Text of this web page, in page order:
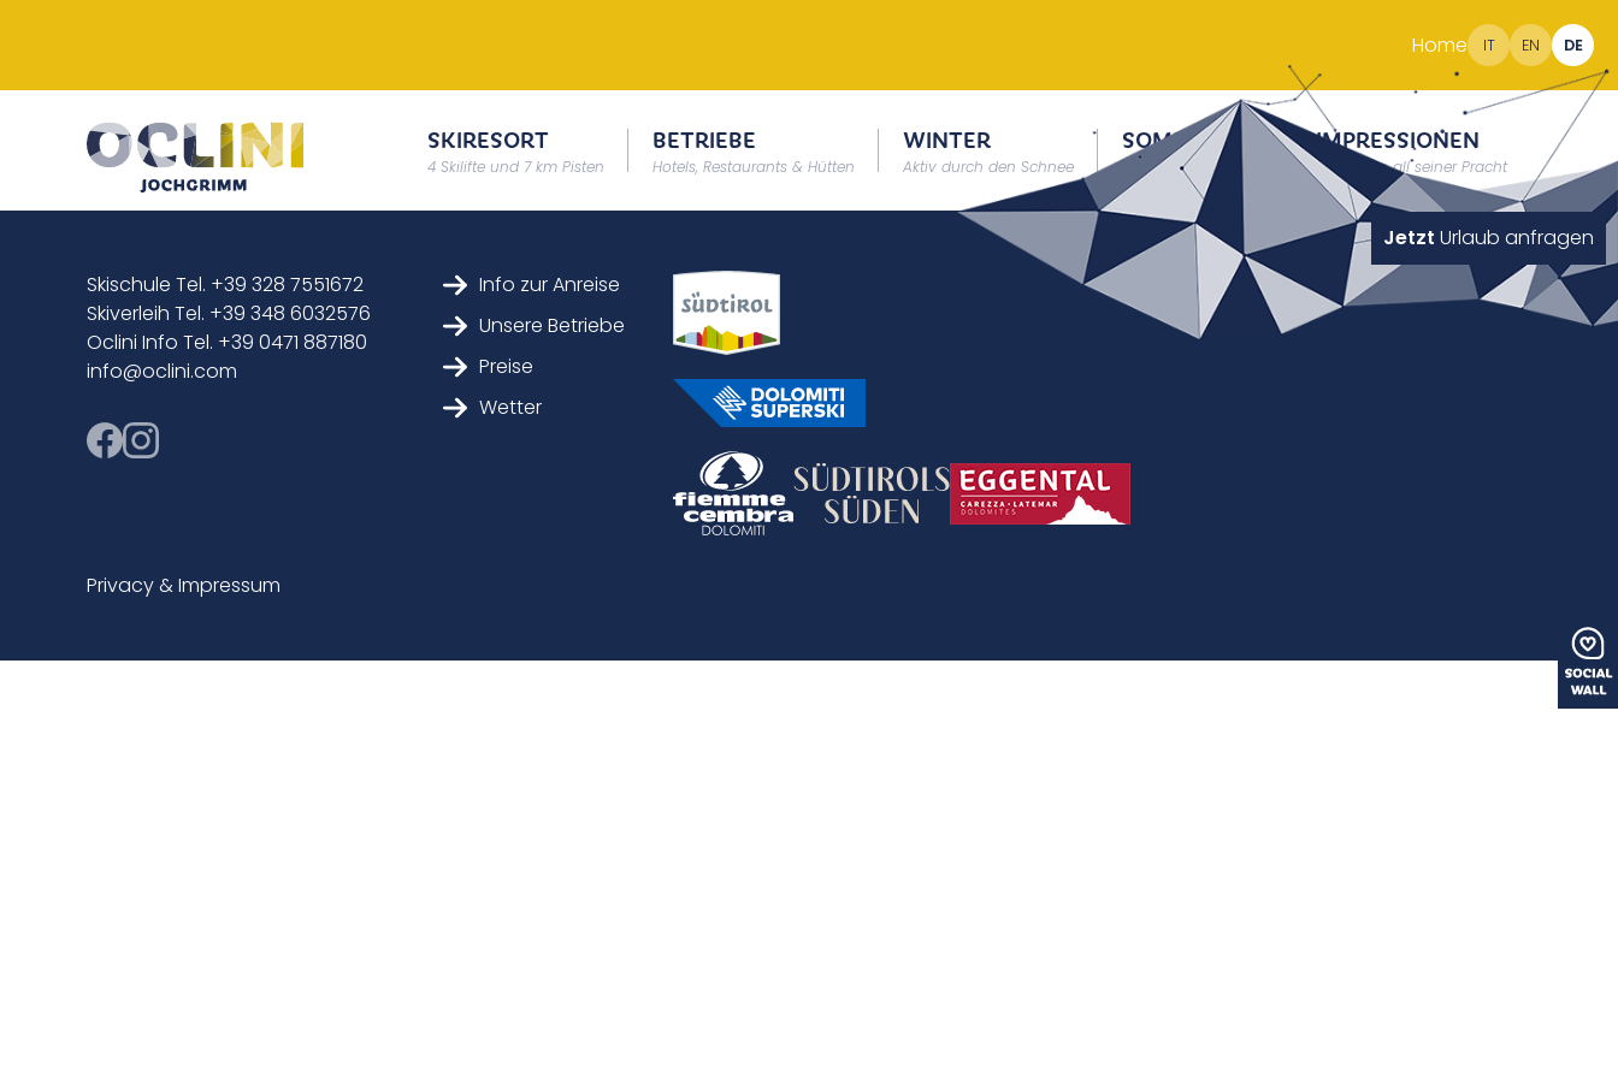
Home IT EN DE
SKIRESORT
4 Skilifte und 7 km Pisten
BETRIEBE
Hotels, Restaurants & Hütten
WINTER
Aktiv durch den Schnee
SOMMER
Erholung auf 2000m
IMPRESSIONEN
Südtirol in all seiner Pracht
Jetzt Urlaub anfragen
Skischule Tel. +39 328 7551672
Skiverleih Tel. +39 348 6032576
Oclini Info Tel. +39 0471 887180
info@oclini.com
Info zur Anreise
Unsere Betriebe
Preise
Wetter
Privacy & Impressum